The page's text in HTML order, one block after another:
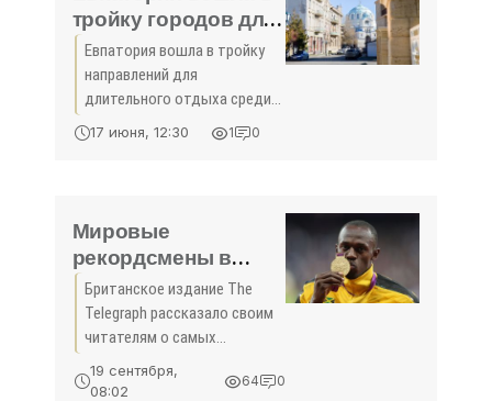
тройку городов для
длительного отдыха
в майские
праздники - «Туризм
Крыма»
Евпатория вошла в тройку
направлений для
длительного отдыха среди
туристов в майские
праздники, следует из
17 июня, 12:30 1 0
Мировые
рекордсмены в
туризме: кто на
свете самый-
самый? - «Новости
Туризма»
Британское издание The
Telegraph рассказало своим
читателям о самых
невероятных мировых
рекордах, касающихся
19 сентября,
08:02
64 0